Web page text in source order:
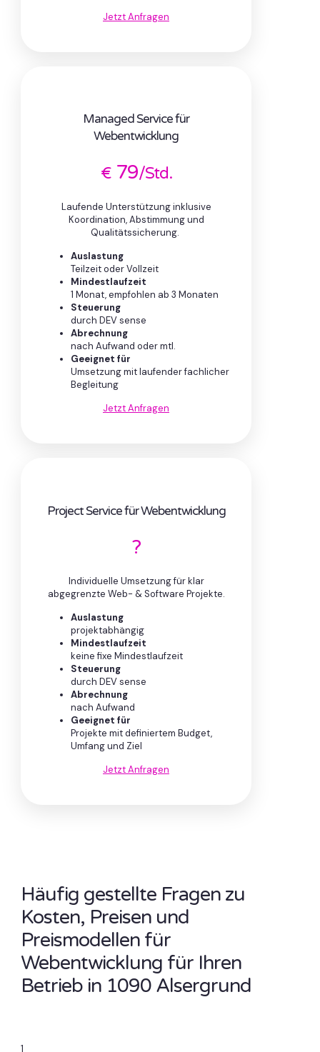
Jetzt Anfragen
Managed Service für
Webentwicklung
€79/Std.
Laufende Unterstützung inklusive
Koordination, Abstimmung und
Qualitätssicherung.
Auslastung
Teilzeit oder Vollzeit
Mindestlaufzeit
1 Monat, empfohlen ab 3 Monaten
Steuerung
durch DEV sense
Abrechnung
nach Aufwand oder mtl.
Geeignet für
Umsetzung mit laufender fachlicher
Begleitung
Jetzt Anfragen
Project Service für Webentwicklung
?
Individuelle Umsetzung für klar
abgegrenzte Web- & Software Projekte.
Auslastung
projektabhängig
Mindestlaufzeit
keine fixe Mindestlaufzeit
Steuerung
durch DEV sense
Abrechnung
nach Aufwand
Geeignet für
Projekte mit definiertem Budget,
Umfang und Ziel
Jetzt Anfragen
Häufig gestellte Fragen zu
Kosten, Preisen und
Preismodellen für
Webentwicklung für Ihren
Betrieb in 1090 Alsergrund
1